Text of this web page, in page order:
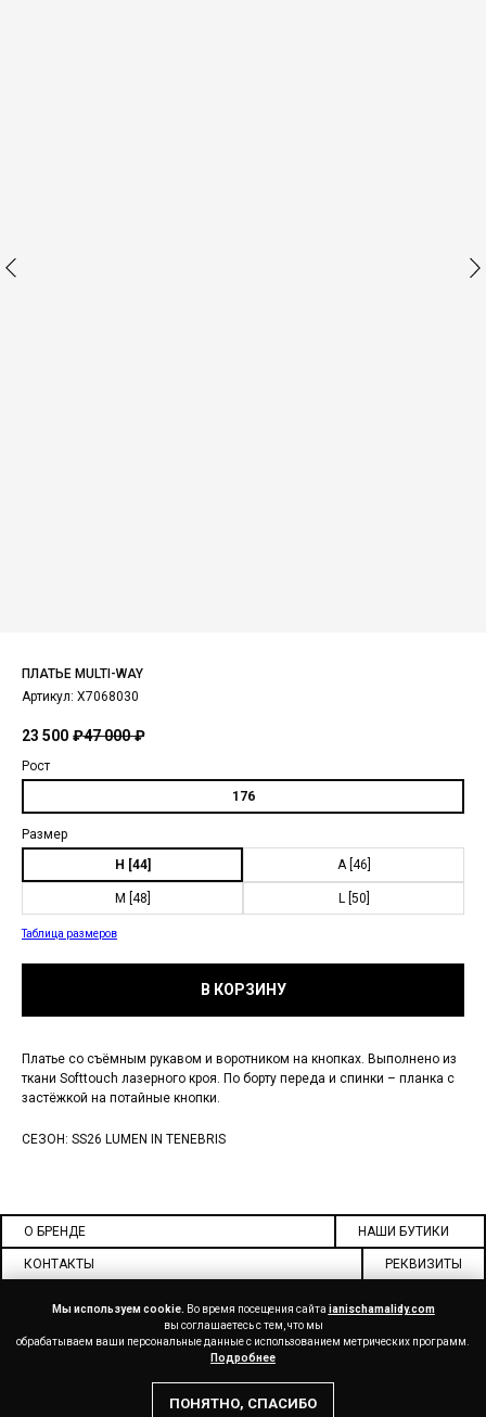
ПЛАТЬЕ MULTI-WAY
Артикул: X7068030
23 500 ₽47 000 ₽
Рост
176
Размер
H [44]
A [46]
M [48] L [50]
Таблица размеров
В КОРЗИНУ
Платье со съёмным рукавом и воротником на кнопках. Выполнено из
ткани Softtouch лазерного кроя. По борту переда и спинки – планка с
застёжкой на потайные кнопки.
СЕЗОН: SS26 LUMEN IN TENEBRIS
О БРЕНДЕ НАШИ БУТИКИ
КОНТАКТЫ РЕКВИЗИТЫ
Мы используем cookie. Во время посещения сайта ianischamalidy.com
вы соглашаетесь с тем, что мы
обрабатываем ваши персональные данные с использованием метрических программ.
Подробнее
ПОНЯТНО, СПАСИБО